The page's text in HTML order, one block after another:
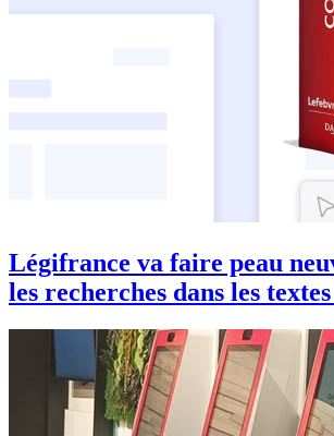
Légifrance va faire peau
les recherches dans les